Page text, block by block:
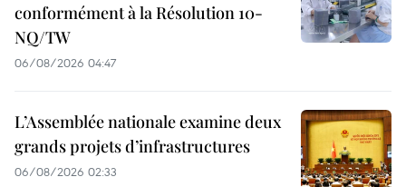
conformément à la Résolution 10-
NQ/TW
06/08/2026 04:47
L’Assemblée nationale examine deux
grands projets d’infrastructures
06/08/2026 02:33